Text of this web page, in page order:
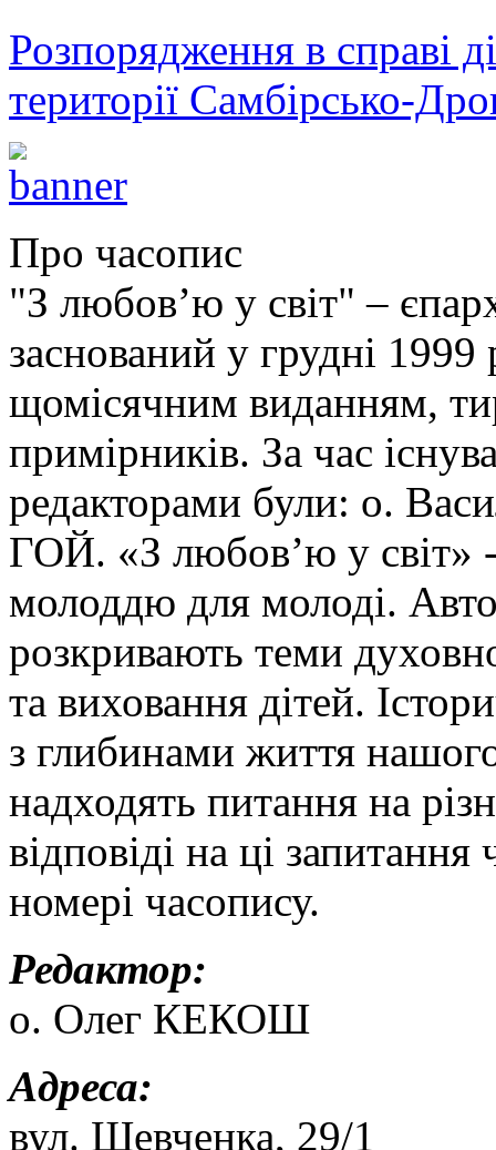
Розпорядження в справі
території Самбірсько-
Про часопис
"З любов’ю у світ" –
заснований у грудні
щомісячним виданням,
примірників. За час
редакторами були: о.
ГОЙ. «З любов’ю у світ»
молоддю для молоді.
розкривають теми
та виховання дітей.
з глибинами життя
надходять питання на
відповіді на ці
номері часопису.
Редактор:
о. Олег КЕКОШ
Адреса:
вул. Шевченка, 29/1